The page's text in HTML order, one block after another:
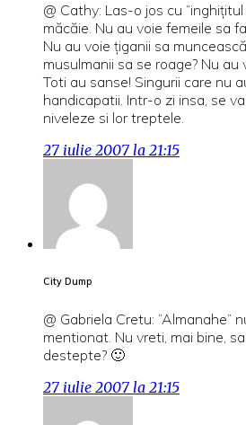
@ Cathy: Las-o jos cu “inghiţitul
măcăie. Nu au voie femeile sa
Nu au voie ţiganii sa
musulmanii sa se roage? Nu
Toti au sanse! Singurii care nu
handicapatii. Intr-o zi insa, se
niveleze si lor treptele.
27 iulie 2007 la 21:15
City Dump
@ Gabriela Cretu: “Almanahe”
mentionat. Nu vreti, mai bine,
destepte? 🙂
27 iulie 2007 la 21:15